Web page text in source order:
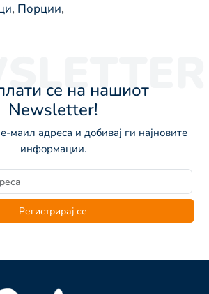
, Порции,
се на нашиот
Newsletter!
е-маил адреса и добивај ги најновите
информации.
Регистрирај се